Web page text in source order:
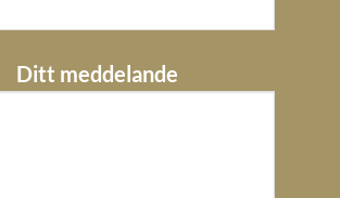
Ditt meddelande